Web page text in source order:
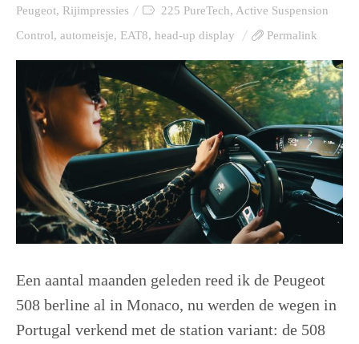
Peugeot, Rijimpressies 225 PureTech, Active Suspension
Control, automeisje, EAT8, head-up display Permalink
Een aantal maanden geleden reed ik de Peugeot
508 berline al in Monaco, nu werden de wegen in
Portugal verkend met de station variant: de 508